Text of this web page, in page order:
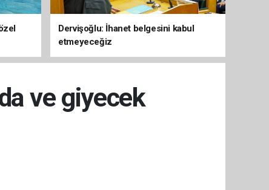
Dervişoğlu: İhanet belgesini kabul
etmeyeceğiz
ve giyecek